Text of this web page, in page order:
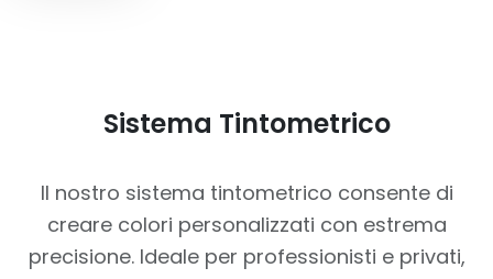
Sistema Tintometrico
Il nostro sistema tintometrico consente di
creare colori personalizzati con estrema
precisione. Ideale per professionisti e privati,